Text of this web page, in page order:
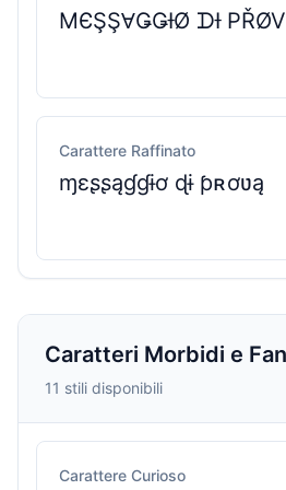
MЄŞŞⱯǤǤƗØ ᗪƗ
Carattere Raffinato
ɱɛʂʂąɠɠɨơ ɖɨ ƥʀơʋą
Caratteri Morbidi e
11 stili disponibili
Carattere Curioso